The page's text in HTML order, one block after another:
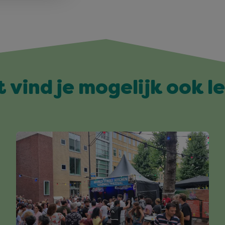
vind je mogelijk ook